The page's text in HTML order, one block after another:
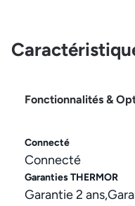
Fonctionnalités &
Connecté
Connecté
Garanties THERMOR
Garantie 2